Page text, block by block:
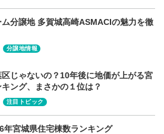
内容についてもっと詳しく知りた
」へご相談ください。
県・仙台市など宮城県内全域で家
向けの無料相談窓口です。宮城県
（新利府南館店、富谷店）でご相談
合せください。
ム分譲地 多賀城高崎ASMACIの魅力を徹
分譲地情報
じゃないの？10年後に地価が上がる宮
ング、まさかの１位は？
注目トピック
年宮城県住宅棟数ランキング